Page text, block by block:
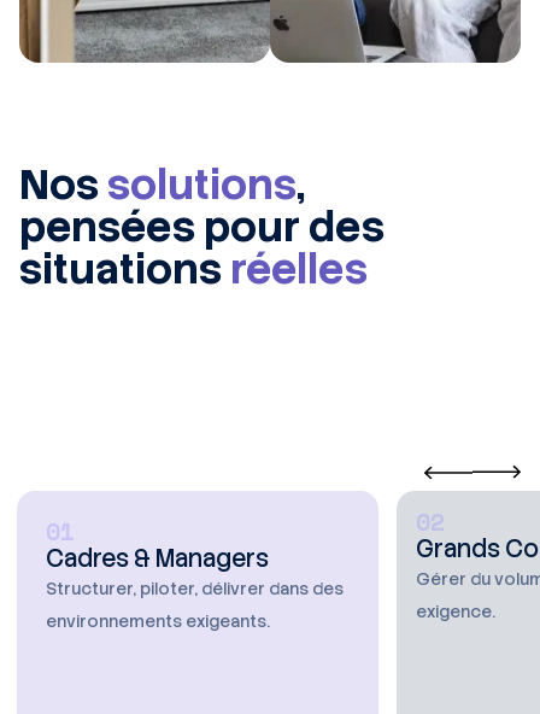
Nossolutions,
pensées pour des
situations réelles
01
Cadres & Managers
Structurer, piloter, délivrer dans des
environnements exigeants.
02
Grands
Gérer du
exigence.